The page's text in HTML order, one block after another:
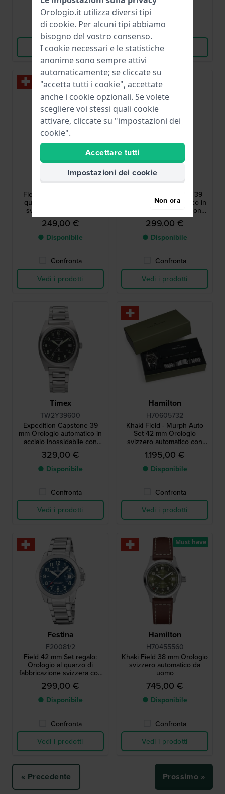
● Disponibile
Confronta
Vedi i prodotti
● Disponibile
Confronta
Vedi i prodotti
Festina
F20082/1
Field 39 mm Orologio al
quarzo di fabbricazione
svizzera con cinturino
NATO
249,00 €
● Disponibile
Confronta
Vedi i prodotti
Timex
TW2Y39800
Expedition Capstone 39
mm Orologio automatico in
acciaio inossidabile con
data
299,00 €
● Disponibile
Confronta
Vedi i prodotti
Timex
TW2Y39600
Expedition Capstone 39
mm Orologio automatico in
acciaio inossidabile con
data
329,00 €
● Disponibile
Confronta
Vedi i prodotti
Hamilton
H70605732
Khaki Field - Murph Auto
Set 42 mm Orologio
svizzero automatico con
bracciale extra in acciaio
inossidabile - Indossato nel
film Interstellar
1.195,00 €
● Disponibile
Confronta
Vedi i prodotti
Festina
F20081/2
Field 42 mm Set regalo:
Orologio al quarzo di
fabbricazione svizzera con
due cinturini aggiuntivi
299,00 €
● Disponibile
Confronta
Vedi i prodotti
Hamilton
H70455560
Khaki Field 38 mm Orologio
svizzero automatico da
uomo
745,00 €
● Disponibile
Confronta
Vedi i prodotti
Must have
« Precedente Prossimo »
Orologio.it utilizza diversi tipi
di cookie. Per alcuni tipi abbiamo
bisogno del vostro consenso.
I cookie necessari e le statistiche
anonime sono sempre attivi
automaticamente; se cliccate su
"accetta tutti i cookie", accettate
anche i cookie opzionali. Se volete
scegliere voi stessi quali cookie
attivare, cliccate su "impostazioni dei
cookie".
Accettare tutti
Impostazioni dei cookie
Non ora